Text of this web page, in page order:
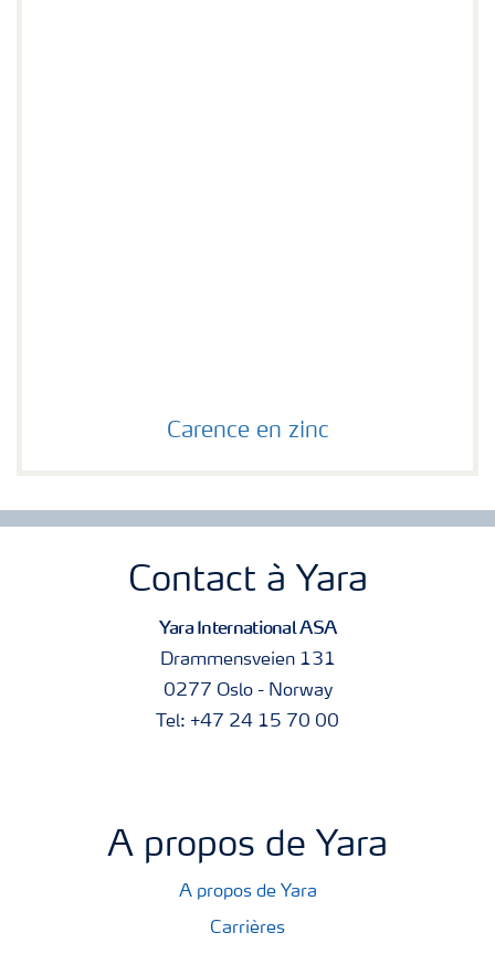
Carence en zinc
Carence en zinc
Contact à Yara
Yara International ASA
Drammensveien 131
0277 Oslo - Norway
Tel: +47 24 15 70 00
A propos de Yara
A propos de Yara
Carrières